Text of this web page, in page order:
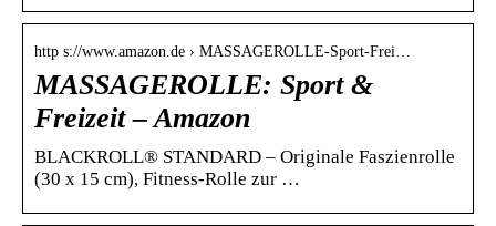
http s://www.amazon.de › MASSAGEROLLE-Sport-Frei…
MASSAGEROLLE: Sport &
Freizeit – Amazon
BLACKROLL® STANDARD – Originale Faszienrolle
(30 x 15 cm), Fitness-Rolle zur …